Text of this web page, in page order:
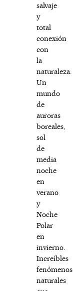
salvaje
y
total
conexión
con
la
naturaleza.
Un
mundo
de
auroras
boreales,
sol
de
media
noche
en
verano
y
Noche
Polar
en
invierno.
Increíbles
fenómenos
naturales